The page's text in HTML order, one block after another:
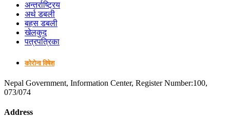
अन्तर्राष्ट्रिय
अर्थ डबली
बहस डबली
खेलकुद
पत्रपत्रिका
कोरोना विषेश
Nepal Government, Information Center, Register Number:100,
073/074
Address